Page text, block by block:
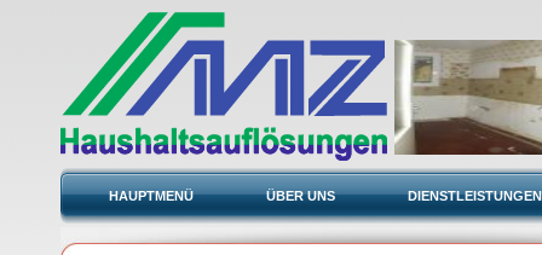
HAUPTMENÜ ÜBER UNS DIENSTLEISTUNGEN